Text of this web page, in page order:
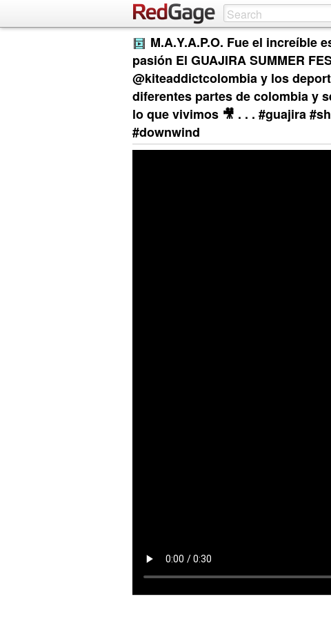
M.A.Y.A.P.O. Fue el increíble
pasión El GUAJIRA SUMMER
@kiteaddictcolombia y los
diferentes partes de colombia y
lo que vivimos 🎥 . . . #guajira
#downwind